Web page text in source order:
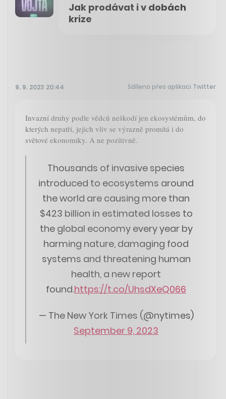
Jak prodávat i v dobách
krize
9. 9. 2023 20:44 Sdíleno přes aplikaci Twitter
Invazní druhy podle vědců neškodí jen ekosystémům, do
kterých nepatří, jejich vliv se výrazně promítá i do
světové ekonomiky. A ne pozitivně.
Thousands of invasive species
introduced to ecosystems around
the world are causing more than
$423 billion in estimated losses to
the global economy every year by
harming nature, damaging food
systems and threatening human
health, a new report
found.https://t.co/UhsdXeQ066
— The New York Times (@nytimes)
September 9, 2023